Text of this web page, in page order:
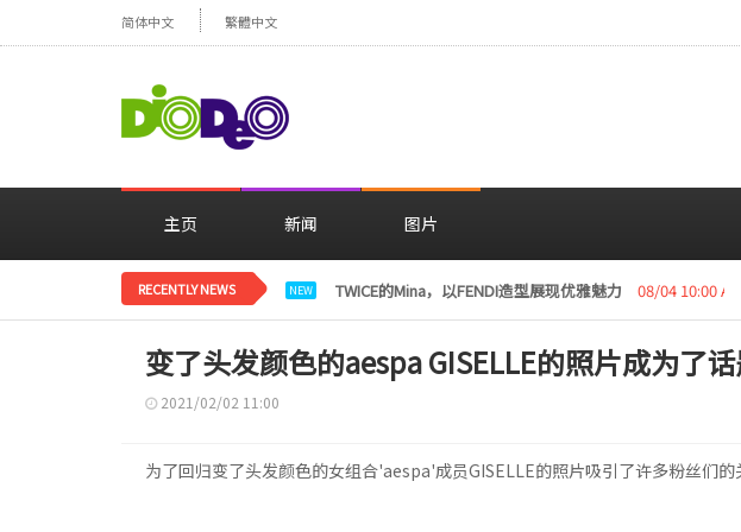
简体中文 繁體中文
主页 新闻 图片
RECENTLY NEWS NEW TWICE的Mina，以FENDI造型展现优雅魅力 08/04 10:00 AM
变了头发颜色的aespa GISELLE的照片成为了话
2021/02/02 11:00
为了回归变了头发颜色的女组合'aespa'成员GISELLE的照片吸引了许多粉丝们的